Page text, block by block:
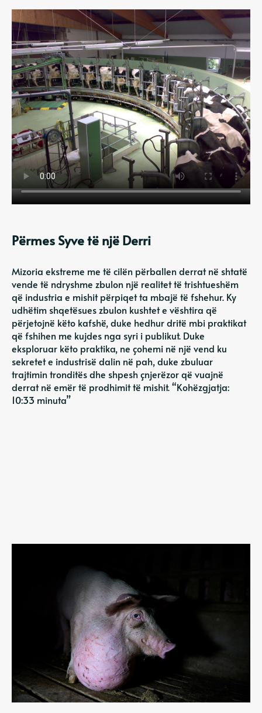
Përmes Syve të një Derri
Mizoria ekstreme me të cilën përballen derrat në shtatë
vende të ndryshme zbulon një realitet të trishtueshëm
që industria e mishit përpiqet ta mbajë të fshehur. Ky
udhëtim shqetësues zbulon kushtet e vështira që
përjetojnë këto kafshë, duke hedhur dritë mbi praktikat
që fshihen me kujdes nga syri i publikut. Duke
eksploruar këto praktika, ne çohemi në një vend ku
sekretet e industrisë dalin në pah, duke zbuluar
trajtimin tronditës dhe shpesh çnjerëzor që vuajnë
derrat në emër të prodhimit të mishit. “Kohëzgjatja:
10:33 minuta”